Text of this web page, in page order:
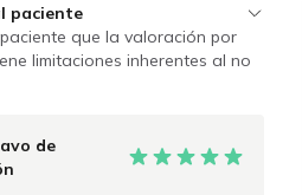
paciente
que la valoración por
limitaciones inherentes al no
física completa. En caso
de